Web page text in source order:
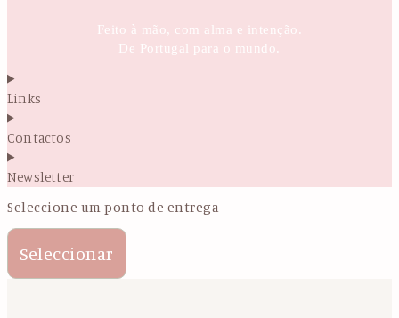
Feito à mão, com alma e intenção.
De Portugal para o mundo.
Links
Contactos
Newsletter
Seleccione um ponto de entrega
Seleccionar